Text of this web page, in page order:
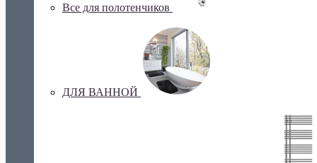
Все для полотенчиков
ДЛЯ ВАННОЙ